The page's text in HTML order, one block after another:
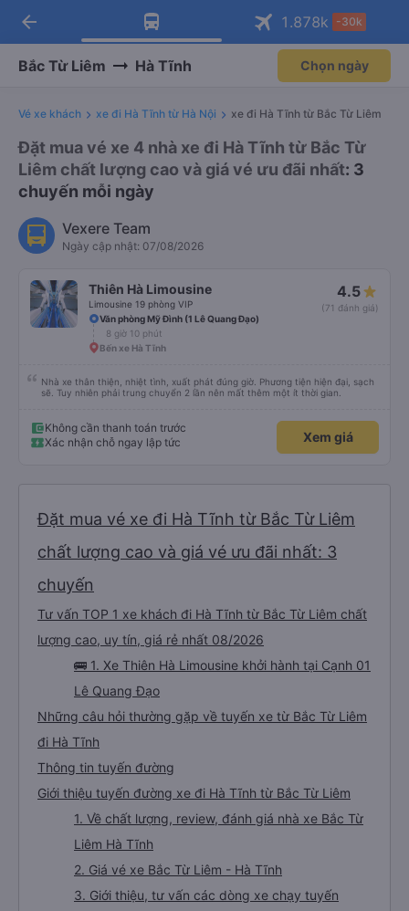
Tải app Vexere ngay!
Nhận ưu đãi thành viên độc
Mở app
Tải app Vexere
-30k/ghế khi đặt vé máy bay qua
Mở app
arrow_back 1.878k -30k
Bắc Từ Liêm Hà Tĩnh Chọn ngày
Vé xe khách xe đi Hà Tĩnh từ Hà Nội xe đi Hà Tĩnh từ Bắc Từ Liêm
Đặt mua vé xe 4 nhà xe đi Hà Tĩnh từ Bắc Từ
Liêm chất lượng cao và giá vé ưu đãi nhất: 3
chuyến mỗi ngày
Vexere Team
Ngày cập nhật: 07/08/2026
Thiên Hà Limousine
Limousine 19 phòng VIP
4.5
(71 đánh giá)
Văn phòng Mỹ Đình (1 Lê Quang Đạo)
8 giờ 10 phút
Bến xe Hà Tĩnh
Nhà xe thân thiện, nhiệt tình, xuất phát đúng giờ. Phương tiện hiện đại, sạch
sẽ. Tuy nhiên phải trung chuyển 2 lần nên mất thêm một ít thời gian.
Không cần thanh toán trước
Xác nhận chỗ ngay lập tức
Xem giá
Đặt mua vé xe đi Hà Tĩnh từ Bắc Từ Liêm
chất lượng cao và giá vé ưu đãi nhất: 3
chuyến
Tư vấn TOP 1 xe khách đi Hà Tĩnh từ Bắc Từ Liêm chất
lượng cao, uy tín, giá rẻ nhất 08/2026
🚌 1. Xe Thiên Hà Limousine khởi hành tại Cạnh 01
Lê Quang Đạo
Những câu hỏi thường gặp về tuyến xe từ Bắc Từ Liêm
đi Hà Tĩnh
Thông tin tuyến đường
Giới thiệu tuyến đường xe đi Hà Tĩnh từ Bắc Từ Liêm
1. Về chất lượng, review, đánh giá nhà xe Bắc Từ
Liêm Hà Tĩnh
2. Giá vé xe Bắc Từ Liêm - Hà Tĩnh
3. Giới thiệu, tư vấn các dòng xe chạy tuyến